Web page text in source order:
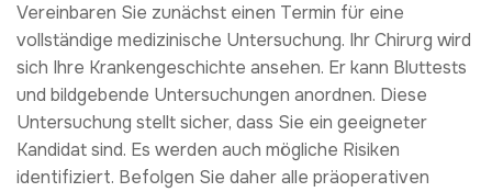
Vereinbaren Sie zunächst einen Termin für eine
vollständige medizinische Untersuchung. Ihr Chirurg wird
sich Ihre Krankengeschichte ansehen. Er kann Bluttests
und bildgebende Untersuchungen anordnen. Diese
Untersuchung stellt sicher, dass Sie ein geeigneter
Kandidat sind. Es werden auch mögliche Risiken
identifiziert. Befolgen Sie daher alle präoperativen